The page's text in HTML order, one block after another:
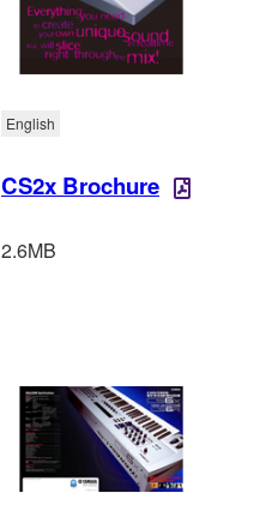
CS2x Brochure
English
2.6MB